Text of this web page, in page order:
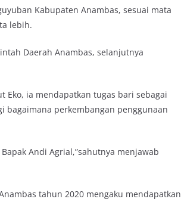
Kabupaten Anambas, sesuai mata
lebih.
Daerah Anambas, selanjutnya
Eko, ia mendapatkan tugas bari sebagai
bagaimana perkembangan penggunaan
Andi Agrial,”sahutnya menjawab
tahun 2020 mengaku mendapatkan